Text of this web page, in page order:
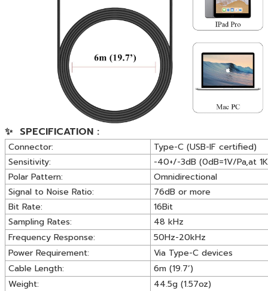
✨ SPECIFICATION :
Connector:
Type-C (USB-IF certified)
Sensitivity:
-40+/-3dB (0dB=1V/Pa,at
Polar Pattern:
Omnidirectional
Signal to Noise Ratio:
76dB or more
Bit Rate:
16Bit
Sampling Rates:
48 kHz
Frequency Response:
50Hz-20kHz
Power Requirement:
Via Type-C devices
Cable Length:
6m (19.7’)
Weight:
44.5g (1.57oz)